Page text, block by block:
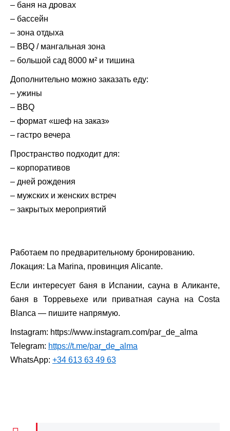
– баня на дровах
– бассейн
– зона отдыха
– BBQ / мангальная зона
– большой сад 8000 м² и тишина
Дополнительно можно заказать еду:
– ужины
– BBQ
– формат «шеф на заказ»
– гастро вечера
Пространство подходит для:
– корпоративов
– дней рождения
– мужских и женских встреч
– закрытых мероприятий
Работаем по предварительному бронированию.
Локация: La Marina, провинция Alicante.
Если интересует баня в Испании, сауна в Аликанте,
баня в Торревьехе или приватная сауна на Costa
Blanca — пишите напрямую.
Instagram: https://www.instagram.com/par_de_alma
Telegram: https://t.me/par_de_alma
WhatsApp: +34 613 63 49 63